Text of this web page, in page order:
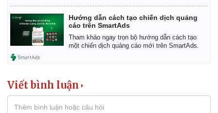
Hướng dẫn cách tạo chiến dịch quảng
cáo trên SmartAds
Tham khảo ngay trọn bộ hướng dẫn cách tạo
một chiến dịch quảng cáo mới trên SmartAds.
Viết bình luận